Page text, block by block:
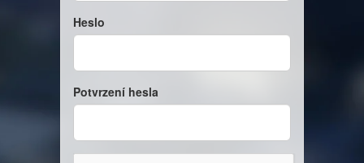
Heslo
Potvrzení hesla